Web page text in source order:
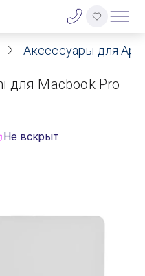
Аксессуары для
для Macbook Pro
Не вскрыт